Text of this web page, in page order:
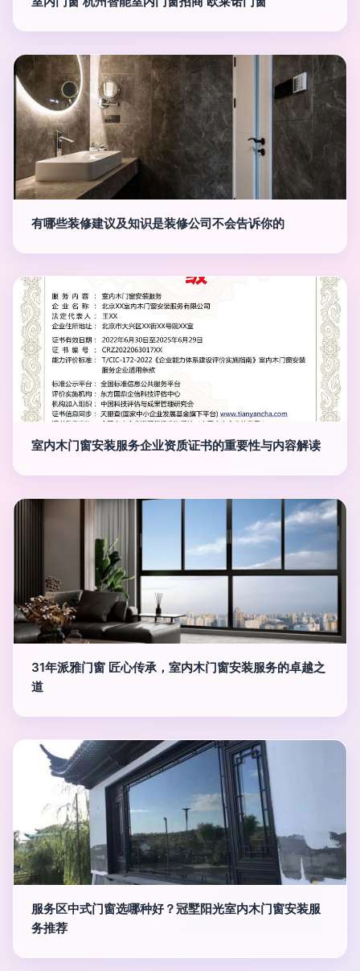
有哪些装修建议及知识是装修公司不会告诉你的
室内木门窗安装服务企业资质证书的重要性与内容解读
31年派雅门窗 匠心传承，室内木门窗安装服务的卓越之
道
服务区中式门窗选哪种好？冠墅阳光室内木门窗安装服
务推荐